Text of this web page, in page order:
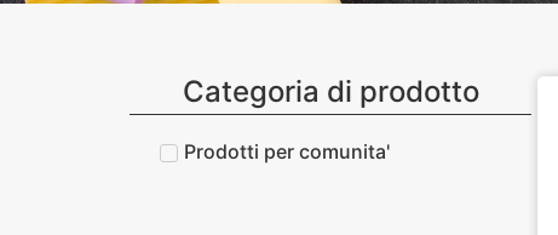
Categoria di prodotto
Prodotti per comunita'